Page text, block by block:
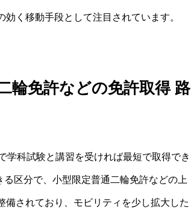
く移動手段として注目されています。
輪免許などの免許取得 路
学科試験と講習を受ければ最短で取得でき
区分で、小型限定普通二輪免許などの上
されており、モビリティを少し拡大した